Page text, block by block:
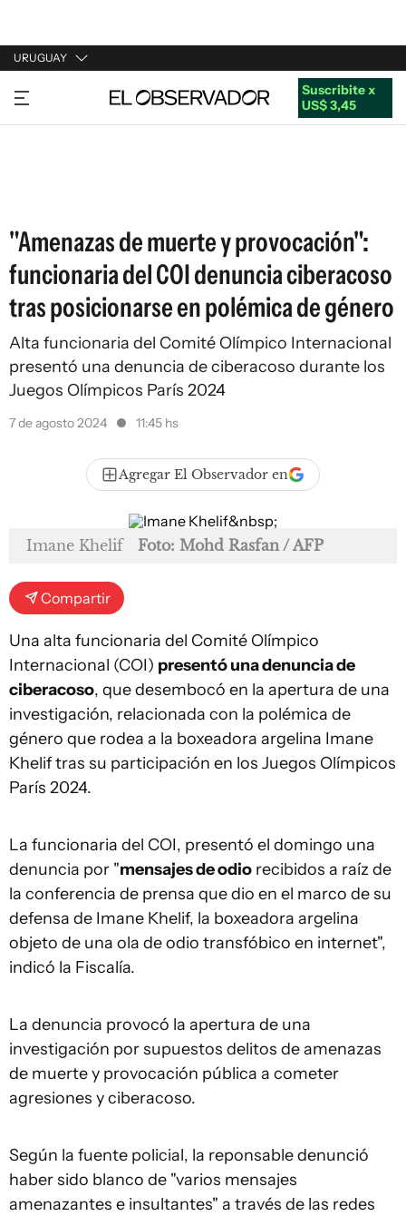
URUGUAY
URUGUAY
ARGENTINA
Suscribite x
US$ 3,45
"Amenazas de muerte y provocación":
funcionaria del COI denuncia ciberacoso
tras posicionarse en polémica de género
Alta funcionaria del Comité Olímpico Internacional
presentó una denuncia de ciberacoso durante los
Juegos Olímpicos París 2024
7 de agosto 2024 11:45 hs
Agregar El Observador en
Imane Khelif Foto: Mohd Rasfan / AFP
Compartir
Una alta funcionaria del Comité Olímpico
Internacional (COI) presentó una denuncia de
ciberacoso, que desembocó en la apertura de una
investigación, relacionada con la polémica de
género que rodea a la boxeadora argelina Imane
Khelif tras su participación en los Juegos Olímpicos
París 2024.
La funcionaria del COI, presentó el domingo una
denuncia por "mensajes de odio recibidos a raíz de
la conferencia de prensa que dio en el marco de su
defensa de Imane Khelif, la boxeadora argelina
objeto de una ola de odio transfóbico en internet",
indicó la Fiscalía.
La denuncia provocó la apertura de una
investigación por supuestos delitos de amenazas
de muerte y provocación pública a cometer
agresiones y ciberacoso.
Según la fuente policial, la reponsable denunció
haber sido blanco de "varios mensajes
amenazantes e insultantes" a través de las redes